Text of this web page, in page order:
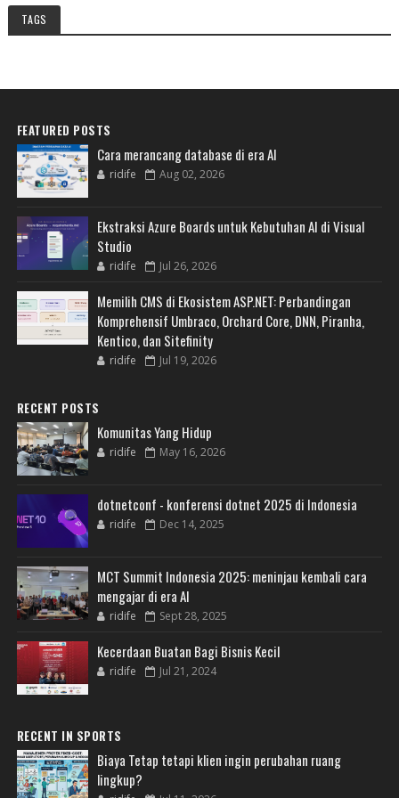
TAGS
FEATURED POSTS
Cara merancang database di era AI
ridife Aug 02, 2026
Ekstraksi Azure Boards untuk Kebutuhan AI di Visual
Studio
ridife Jul 26, 2026
Memilih CMS di Ekosistem ASP.NET: Perbandingan
Komprehensif Umbraco, Orchard Core, DNN, Piranha,
Kentico, dan Sitefinity
ridife Jul 19, 2026
RECENT POSTS
Komunitas Yang Hidup
ridife May 16, 2026
dotnetconf - konferensi dotnet 2025 di Indonesia
ridife Dec 14, 2025
MCT Summit Indonesia 2025: meninjau kembali cara
mengajar di era AI
ridife Sept 28, 2025
Kecerdaan Buatan Bagi Bisnis Kecil
ridife Jul 21, 2024
RECENT IN SPORTS
Biaya Tetap tetapi klien ingin perubahan ruang
lingkup?